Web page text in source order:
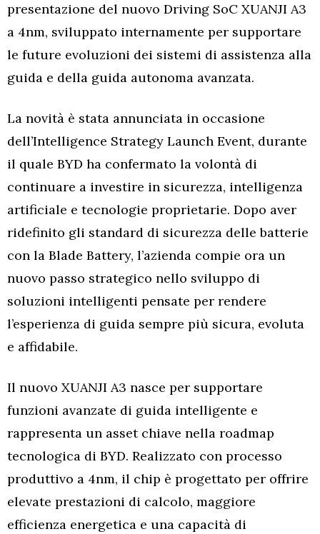
presentazione del nuovo Driving SoC XUANJI A3
a 4nm, sviluppato internamente per supportare
le future evoluzioni dei sistemi di assistenza alla
guida e della guida autonoma avanzata.
La novità è stata annunciata in occasione
dell’Intelligence Strategy Launch Event, durante
il quale BYD ha confermato la volontà di
continuare a investire in sicurezza, intelligenza
artificiale e tecnologie proprietarie. Dopo aver
ridefinito gli standard di sicurezza delle batterie
con la Blade Battery, l’azienda compie ora un
nuovo passo strategico nello sviluppo di
soluzioni intelligenti pensate per rendere
l’esperienza di guida sempre più sicura, evoluta
e affidabile.
Il nuovo XUANJI A3 nasce per supportare
funzioni avanzate di guida intelligente e
rappresenta un asset chiave nella roadmap
tecnologica di BYD. Realizzato con processo
produttivo a 4nm, il chip è progettato per offrire
elevate prestazioni di calcolo, maggiore
efficienza energetica e una capacità di